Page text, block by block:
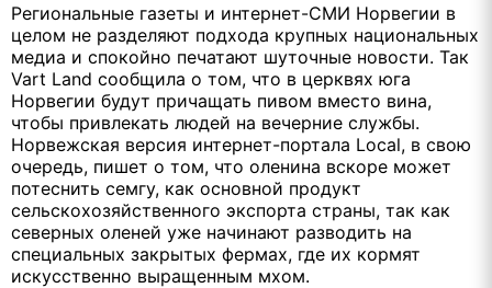
Региональные газеты и интернет-СМИ Норвегии в
целом не разделяют подхода крупных национальных
медиа и спокойно печатают шуточные новости. Так
Vart Land сообщила о том, что в церквях юга
Норвегии будут причащать пивом вместо вина,
чтобы привлекать людей на вечерние службы.
Норвежская версия интернет-портала Local, в свою
очередь, пишет о том, что оленина вскоре может
потеснить семгу, как основной продукт
сельскохозяйственного экспорта страны, так как
северных оленей уже начинают разводить на
специальных закрытых фермах, где их кормят
искусственно выращенным мхом.